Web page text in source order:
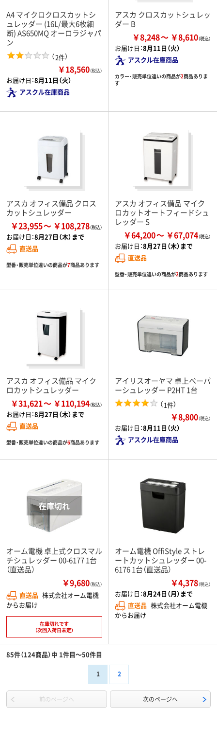
A4 マイクロクロスカットシ
ュレッダー (16L/最大6枚細
断) AS650MQ オーロラジャパ
ン
（2件）
￥18,560（税込）
お届け日：8月11日（火）
アスクル在庫商品
アスカ クロスカットシュレッ
ダー B
￥8,248 ￥8,610
お届け日：8月11日（火）
アスクル在庫商品
カラー・販売単位違いの商品が2商品ありま
す
アスカ オフィス備品 クロス
カットシュレッダー
￥23,955 ￥108,278
お届け日：8月27日（木）まで
直送品
型番・販売単位違いの商品が7商品あります
アスカ オフィス備品 マイク
ロカットオートフィードシュ
レッダー S
￥64,200 ￥67,074
お届け日：8月27日（木）まで
直送品
型番・販売単位違いの商品が2商品あります
アスカ オフィス備品 マイク
ロカットシュレッダー
￥31,621 ￥110,194
お届け日：8月27日（木）まで
直送品
型番・販売単位違いの商品が6商品あります
アイリスオーヤマ 卓上ペーパ
ーシュレッダー P2HT 1台
（1件）
￥8,800（税込）
お届け日：8月11日（火）
アスクル在庫商品
オーム電機 卓上式クロスマル
チシュレッダー 00-6177 1台
（直送品）
￥9,680（税込）
直送品 株式会社オーム電機
からお届け
在庫切れです
（次回入荷日未定）
オーム電機 OffiStyle ストレ
ートカットシュレッダー 00-
6176 1台（直送品）
￥4,378（税込）
お届け日：8月24日（月）まで
直送品 株式会社オーム電機
からお届け
85件（124商品）中 1件目～50件目
1 2
前のページへ 次のページへ